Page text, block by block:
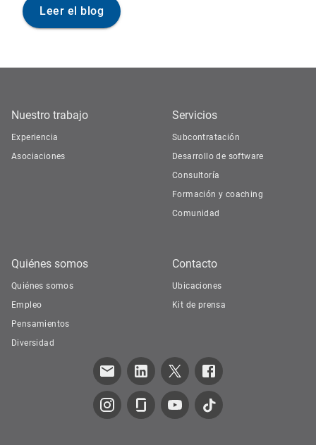
Leer el blog
Nuestro trabajo
Experiencia
Asociaciones
Servicios
Subcontratación
Desarrollo de software
Consultoría
Formación y coaching
Comunidad
Quiénes somos
Quiénes somos
Empleo
Pensamientos
Diversidad
Contacto
Ubicaciones
Kit de prensa